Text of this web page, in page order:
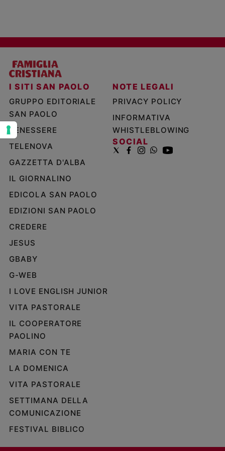
Riflessioni
Foto
Podcast
Chi
siamo
Contatti
Registrati
Social
I SITI SAN PAOLO
GRUPPO EDITORIALE
SAN PAOLO
BENESSERE
TELENOVA
GAZZETTA D'ALBA
IL GIORNALINO
EDICOLA SAN PAOLO
EDIZIONI SAN PAOLO
CREDERE
JESUS
GBABY
G-WEB
I LOVE ENGLISH JUNIOR
VITA PASTORALE
IL COOPERATORE
PAOLINO
MARIA CON TE
LA DOMENICA
VITA PASTORALE
SETTIMANA DELLA
COMUNICAZIONE
FESTIVAL BIBLICO
NOTE LEGALI
PRIVACY POLICY
INFORMATIVA
WHISTLEBLOWING
SOCIAL